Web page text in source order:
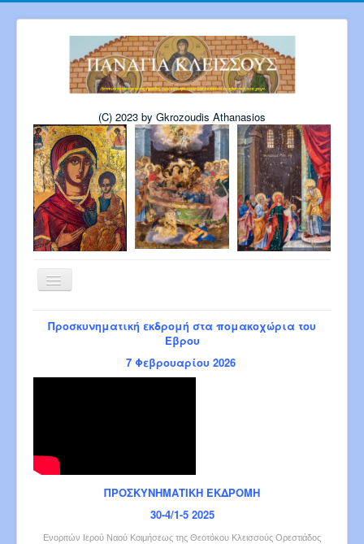
(C) 2023 by Gkrozoudis Athanasios
Εναλλαγή
Πρόγραμμα Παναγίας 6-2026
Πρόγρ. Σεβ. Μητροπολίτου 8-2026
Προσκυνηματική εκδρομή στα πομακοχώρια του
Έβρου
7 Φεβρουαρίου 2026
ΠΡΟΣΚΥΝΗΜΑΤΙΚΗ ΕΚΔΡΟΜΗ
30-4/1-5 2025
Ενοριτών Ιερού Ναού Κοιμήσεως της Θεοτόκου Κλεισσούς Ορεστιάδος